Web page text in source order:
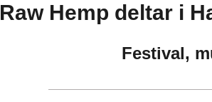
Raw Hemp deltar i
Festival,